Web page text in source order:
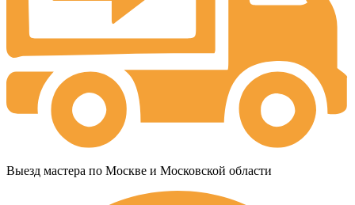
Выезд мастера по Москве и Московской области